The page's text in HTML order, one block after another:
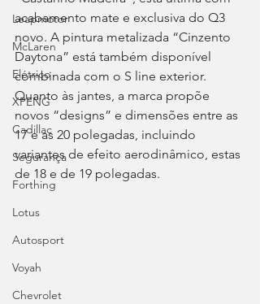
Leapmotor
McLaren
Elétrico
XPENG
Cadillac
Segurança
Forthing
Lotus
Autosport
Voyah
Chevrolet
acabamento mate e exclusiva do Q3
novo. A pintura metalizada “Cinzento
Daytona” está também disponível
combinada com o S line exterior.
Quanto às jantes, a marca propõe
novos “designs” e dimensões entre as
17 e as 20 polegadas, incluindo
variantes de efeito aerodinâmico, estas
de 18 e de 19 polegadas.